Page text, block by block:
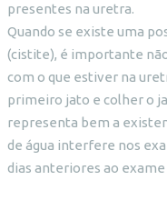
presentes na uretra.
Quando se existe uma
(cistite), é importante
com o que estiver na
primeiro jato e colher o
representa bem a
de água interfere nos
dias anteriores ao